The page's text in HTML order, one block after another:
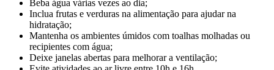
Beba água várias vezes ao dia;
Inclua frutas e verduras na alimentação para ajudar na
hidratação;
Mantenha os ambientes úmidos com toalhas molhadas ou
recipientes com água;
Deixe janelas abertas para melhorar a ventilação;